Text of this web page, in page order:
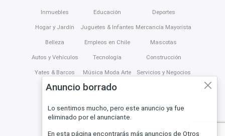
Anuncio borrado
Lo sentimos mucho, pero este anuncio ya fue
eliminado por el anunciante.
En esta página encontrarás más anuncios de Otros
Inmuebles
Hogar y Jardín
Belleza
Autos y Vehículos
Yates & Barcos
Educación
Juguetes & Infantes
Empleos en Chile
Tecnología
Música Moda Arte
Deportes
Mercancía Mayorista
Mascotas
Construcción
Servicios y Negocios